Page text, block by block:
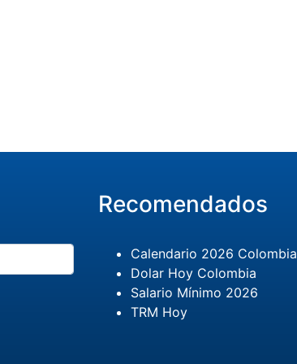
Recomendados
Calendario 2026 Colombia
Dolar Hoy Colombia
Salario Mínimo 2026
TRM Hoy